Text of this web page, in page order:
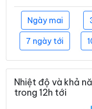
Ngày mai
7 ngày tới
Nhiệt độ và khả
trong 12h tới